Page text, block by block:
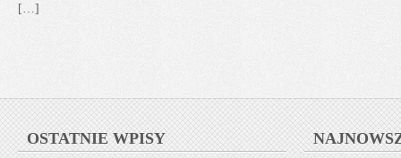
[…]
OSTATNIE WPISY